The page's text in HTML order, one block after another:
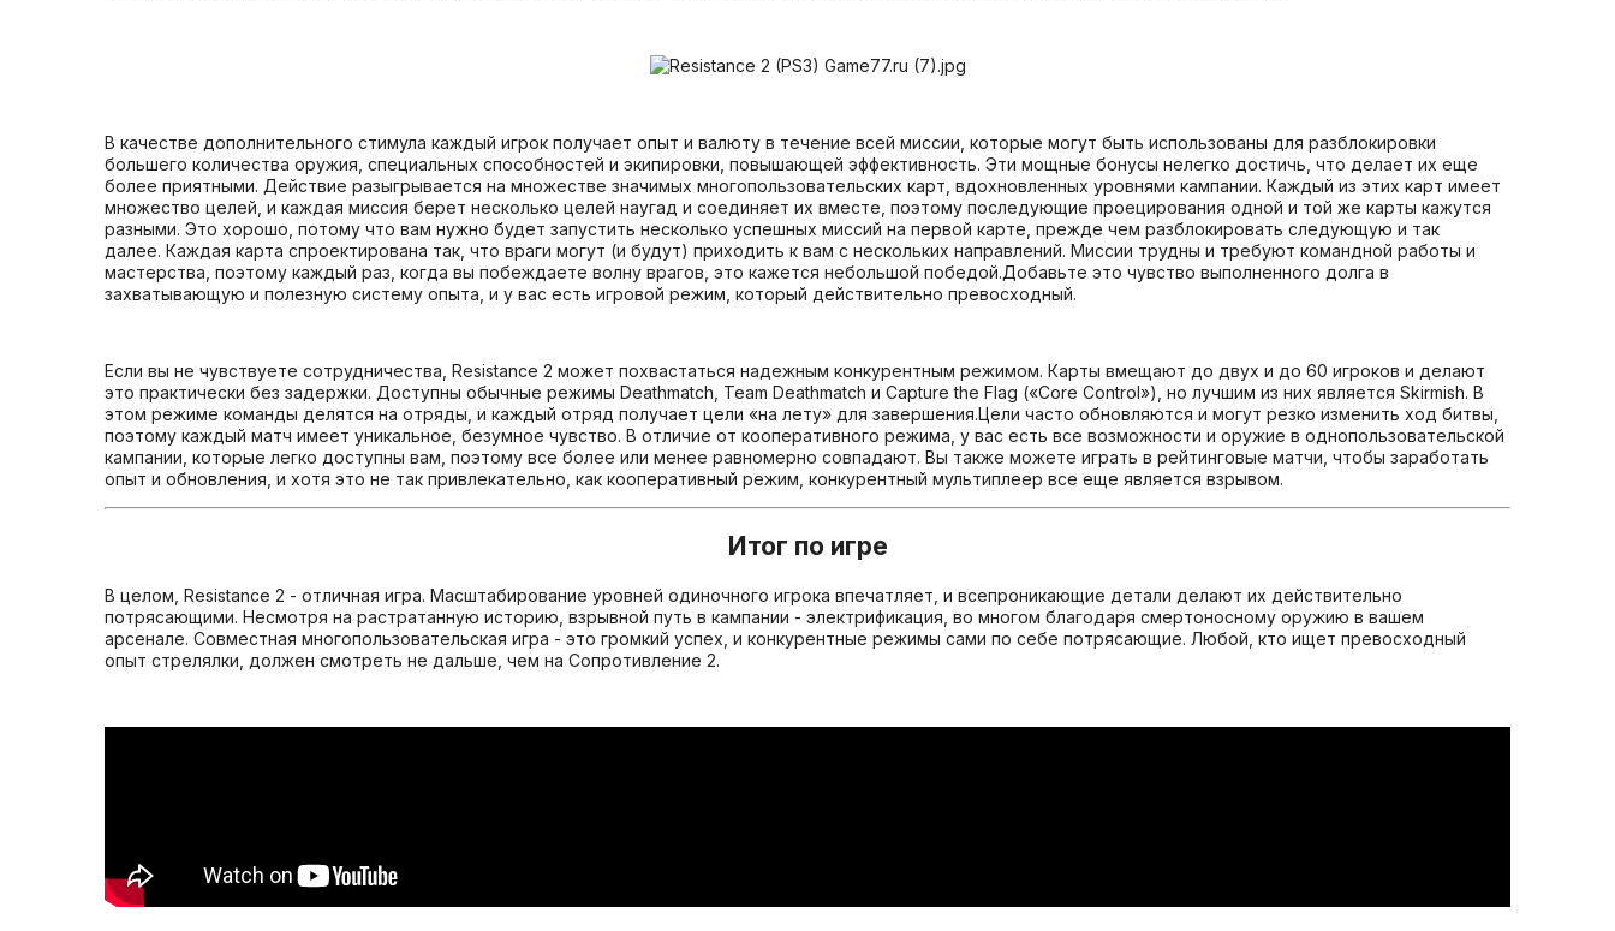
В качестве дополнительного стимула каждый игрок получает опыт и валюту в течение всей миссии, которые могут быть использованы для разблокировки
большего количества оружия, специальных способностей и экипировки, повышающей эффективность. Эти мощные бонусы нелегко достичь, что делает их еще
более приятными. Действие разыгрывается на множестве значимых многопользовательских карт, вдохновленных уровнями кампании. Каждый из этих карт имеет
множество целей, и каждая миссия берет несколько целей наугад и соединяет их вместе, поэтому последующие проецирования одной и той же карты кажутся
разными. Это хорошо, потому что вам нужно будет запустить несколько успешных миссий на первой карте, прежде чем разблокировать следующую и так
далее. Каждая карта спроектирована так, что враги могут (и будут) приходить к вам с нескольких направлений. Миссии трудны и требуют командной работы и
мастерства, поэтому каждый раз, когда вы побеждаете волну врагов, это кажется небольшой победой.Добавьте это чувство выполненного долга в
захватывающую и полезную систему опыта, и у вас есть игровой режим, который действительно превосходный.
Если вы не чувствуете сотрудничества, Resistance 2 может похвастаться надежным конкурентным режимом. Карты вмещают до двух и до 60 игроков и делают
это практически без задержки. Доступны обычные режимы Deathmatch, Team Deathmatch и Capture the Flag («Core Control»), но лучшим из них является Skirmish. В
этом режиме команды делятся на отряды, и каждый отряд получает цели «на лету» для завершения.Цели часто обновляются и могут резко изменить ход битвы,
поэтому каждый матч имеет уникальное, безумное чувство. В отличие от кооперативного режима, у вас есть все возможности и оружие в однопользовательской
кампании, которые легко доступны вам, поэтому все более или менее равномерно совпадают. Вы также можете играть в рейтинговые матчи, чтобы заработать
опыт и обновления, и хотя это не так привлекательно, как кооперативный режим, конкурентный мультиплеер все еще является взрывом.
Итог по игре
В целом, Resistance 2 - отличная игра. Масштабирование уровней одиночного игрока впечатляет, и всепроникающие детали делают их действительно
потрясающими. Несмотря на растратанную историю, взрывной путь в кампании - электрификация, во многом благодаря смертоносному оружию в вашем
арсенале. Совместная многопользовательская игра - это громкий успех, и конкурентные режимы сами по себе потрясающие. Любой, кто ищет превосходный
опыт стрелялки, должен смотреть не дальше, чем на Сопротивление 2.